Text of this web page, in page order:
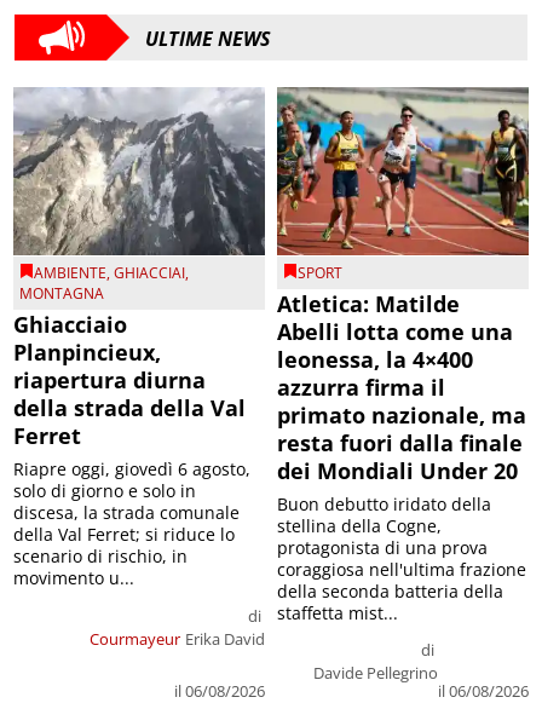
ULTIME NEWS
AMBIENTE,GHIACCIAI,
MONTAGNA
Ghiacciaio
Planpincieux,
riapertura diurna
della strada della Val
Ferret
Courmayeur
di
Erika David
il 06/08/2026
Riapre oggi, giovedì 6 agosto,
solo di giorno e solo in
discesa, la strada comunale
della Val Ferret; si riduce lo
scenario di rischio, in
movimento u...
SPORT
Atletica: Matilde
Abelli lotta come una
leonessa, la 4×400
azzurra firma il
primato nazionale, ma
resta fuori dalla finale
dei Mondiali Under 20
di
Davide Pellegrino
il 06/08/2026
Buon debutto iridato della
stellina della Cogne,
protagonista di una prova
coraggiosa nell'ultima frazione
della seconda batteria della
staffetta mist...